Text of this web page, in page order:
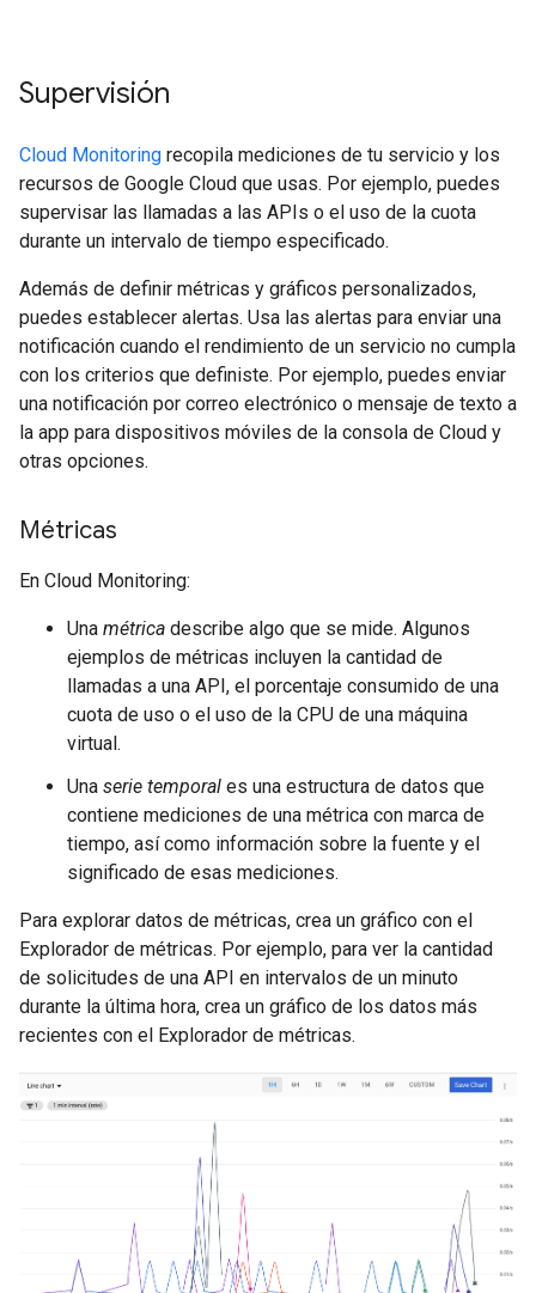
Supervisión
Cloud Monitoring recopila mediciones de tu servicio y los
recursos de Google Cloud que usas. Por ejemplo, puedes
supervisar las llamadas a las APIs o el uso de la cuota
durante un intervalo de tiempo especificado.
Además de definir métricas y gráficos personalizados,
puedes establecer alertas. Usa las alertas para enviar una
notificación cuando el rendimiento de un servicio no cumpla
con los criterios que definiste. Por ejemplo, puedes enviar
una notificación por correo electrónico o mensaje de texto a
la app para dispositivos móviles de la consola de Cloud y
otras opciones.
Métricas
En Cloud Monitoring:
Una métrica describe algo que se mide. Algunos
ejemplos de métricas incluyen la cantidad de
llamadas a una API, el porcentaje consumido de una
cuota de uso o el uso de la CPU de una máquina
virtual.
Una serie temporal es una estructura de datos que
contiene mediciones de una métrica con marca de
tiempo, así como información sobre la fuente y el
significado de esas mediciones.
Para explorar datos de métricas, crea un gráfico con el
Explorador de métricas. Por ejemplo, para ver la cantidad
de solicitudes de una API en intervalos de un minuto
durante la última hora, crea un gráfico de los datos más
recientes con el Explorador de métricas.